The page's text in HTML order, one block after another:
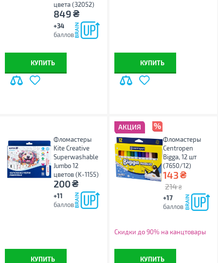
цвета (32052)
849₴
+34
баллов
КУПИТЬ КУПИТЬ
Фломастеры
Kite Creative
Superwashable
Jumbo 12
цветов (K-1155)
200₴
+11
баллов
КУПИТЬ
АКЦИЯ
Фломастеры
Centropen
Bigga, 12 шт
(7650/12)
143₴
214 ₴
+17
баллов
Скидки до 90% на канцтовары
КУПИТЬ